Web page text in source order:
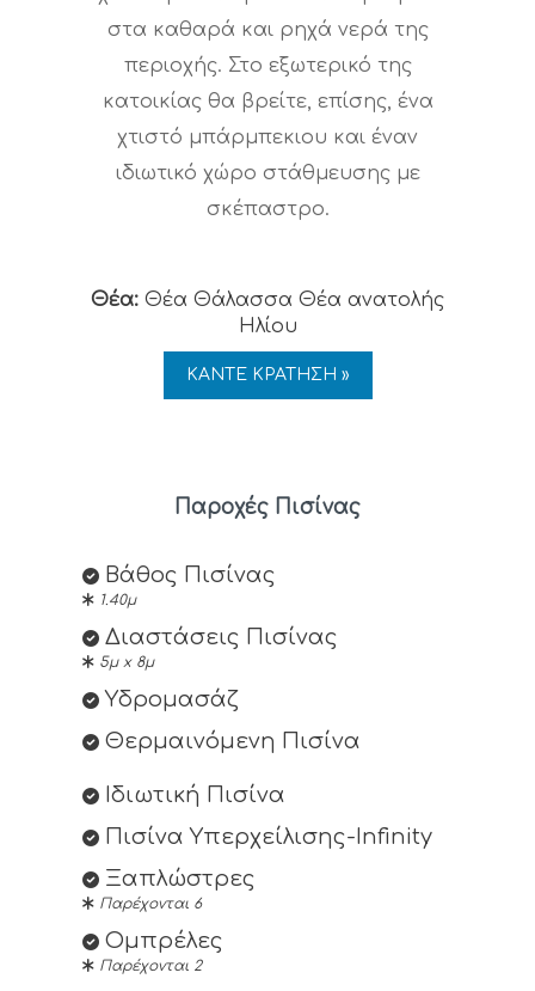
στα καθαρά και ρηχά νερά της
περιοχής. Στο εξωτερικό της
κατοικίας θα βρείτε, επίσης, ένα
χτιστό μπάρμπεκιου και έναν
ιδιωτικό χώρο στάθμευσης με
σκέπαστρο.
Θέα: Θέα Θάλασσα Θέα ανατολής
Ηλίου
ΚΑΝΤΕ ΚΡΑΤΗΣΗ »
Παροχές Πισίνας
Βάθος Πισίνας
1.40μ
Διαστάσεις Πισίνας
5μ x 8μ
Υδρομασάζ
Θερμαινόμενη Πισίνα
Ιδιωτική Πισίνα
Πισίνα Yπερχείλισης-Infinity
Ξαπλώστρες
Παρέχονται 6
Ομπρέλες
Παρέχονται 2